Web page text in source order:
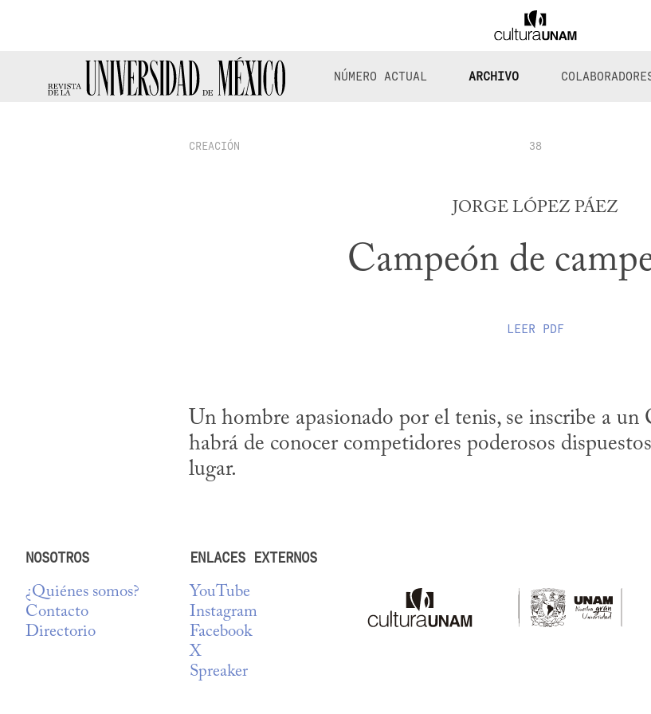
NÚMERO ACTUAL ARCHIVO
CREACIÓN 38
JORGE LÓPEZ PÁEZ
Campeón de
LEER PDF
Un hombre apasionado por el tenis, se inscribe a
habrá de conocer competidores poderosos
lugar.
NOSOTROS
¿Quiénes somos?
Contacto
Directorio
ENLACES EXTERNOS
YouTube
Instagram
Facebook
X
Spreaker